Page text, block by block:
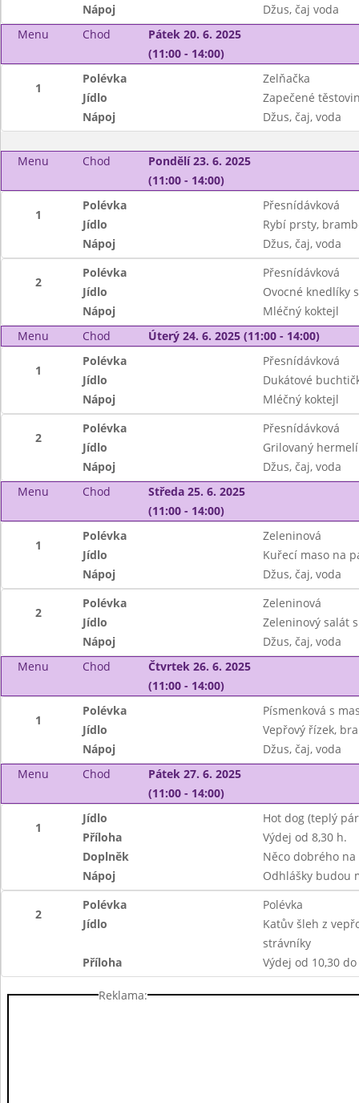
Nápoj
Džus, čaj voda
Menu
Chod
Pátek 20. 6. 2025
(11:00 - 14:00)
1
Polévka
Zelňačka
Jídlo
Zapečené
Nápoj
Džus, čaj, voda
Menu Chod
Pondělí 23. 6. 2025
(11:00 - 14:00)
1
Polévka
Přesnídávková
Jídlo
Rybí prsty,
Nápoj
Džus, čaj, voda
2
Polévka
Přesnídávková
Jídlo
Ovocné knedlíky
Nápoj
Mléčný koktejl
Menu
Chod Úterý 24. 6. 2025 (11:00 - 14:00)
1
Polévka
Přesnídávková
Jídlo
Dukátové
Nápoj
Mléčný koktejl
2
Polévka
Přesnídávková
Jídlo
Grilovaný
Nápoj
Džus, čaj, voda
Menu
Chod
Středa 25. 6. 2025
(11:00 - 14:00)
1
Polévka
Zeleninová
Jídlo
Kuřecí maso na
Nápoj
Džus, čaj, voda
2
Polévka
Zeleninová
Jídlo
Zeleninový salát
Nápoj
Džus, čaj, voda
Menu
Chod
Čtvrtek 26. 6. 2025
(11:00 - 14:00)
1
Polévka
Písmenková s
Jídlo
Vepřový řízek,
Nápoj
Džus, čaj, voda
Menu
Chod
Pátek 27. 6. 2025
(11:00 - 14:00)
1
Jídlo
Hot dog (teplý
Příloha
Výdej od 8,30 h.
Doplněk
Něco dobrého
Nápoj
Odhlášky budou
2
Polévka
Polévka
Jídlo
Katův šleh z
strávníky
Příloha
Výdej od 10,30
Reklama: